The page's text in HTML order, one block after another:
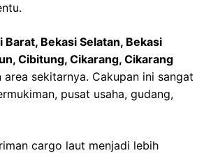
Barat, Bekasi Selatan, Bekasi
Cibitung, Cikarang, Cikarang
area sekitarnya. Cakupan ini sangat
pusat usaha, gudang,
cargo laut menjadi lebih